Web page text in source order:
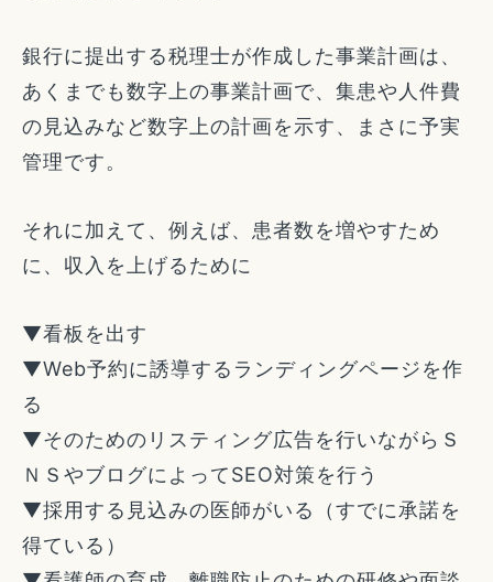
銀行に提出する税理士が作成した事業計画は、
あくまでも数字上の事業計画で、集患や人件費
の見込みなど数字上の計画を示す、まさに予実
管理です。
それに加えて、例えば、患者数を増やすため
に、収入を上げるために
▼看板を出す
▼Web予約に誘導するランディングページを作
る
▼そのためのリスティング広告を行いながらＳ
ＮＳやブログによってSEO対策を行う
▼採用する見込みの医師がいる（すでに承諾を
得ている）